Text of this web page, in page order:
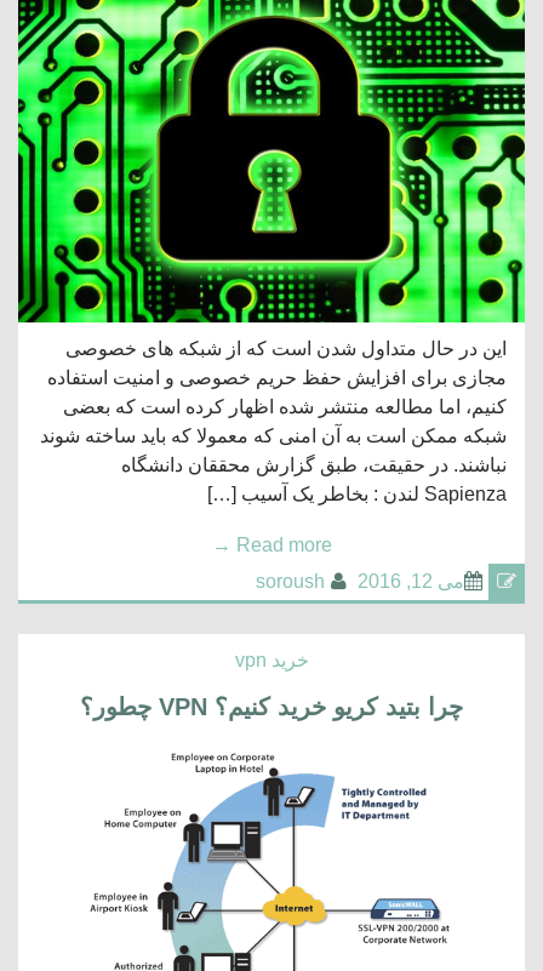
این در حال متداول شدن است که از شبکه های خصوصی
مجازی برای افزایش حفظ حریم خصوصی و امنیت استفاده
کنیم، اما مطالعه منتشر شده اظهار کرده است که بعضی
شبکه ممکن است به آن امنی که معمولا که باید ساخته شوند
نباشند. در حقیقت، طبق گزارش محققان دانشگاه
Sapienza لندن : بخاطر یک آسیب […]
Read more
→
می 12, 2016
soroush
خرید vpn
چرا بتید کریو خرید کنیم؟ VPN چطور؟